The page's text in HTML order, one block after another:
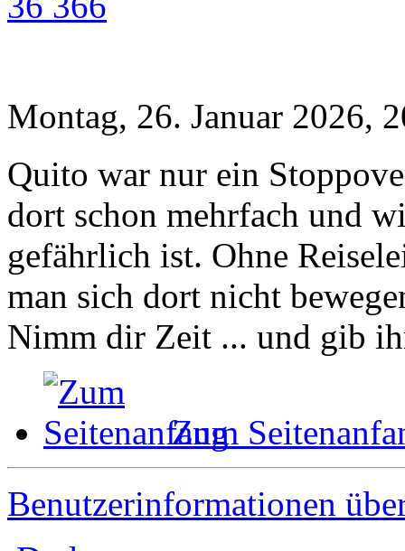
Montag, 26. Januar 2026,
Quito war nur ein
dort schon mehrfach und
gefährlich ist. Ohne
man sich dort nicht
Nimm dir Zeit ... und gib
Zum
Benutzerinformationen